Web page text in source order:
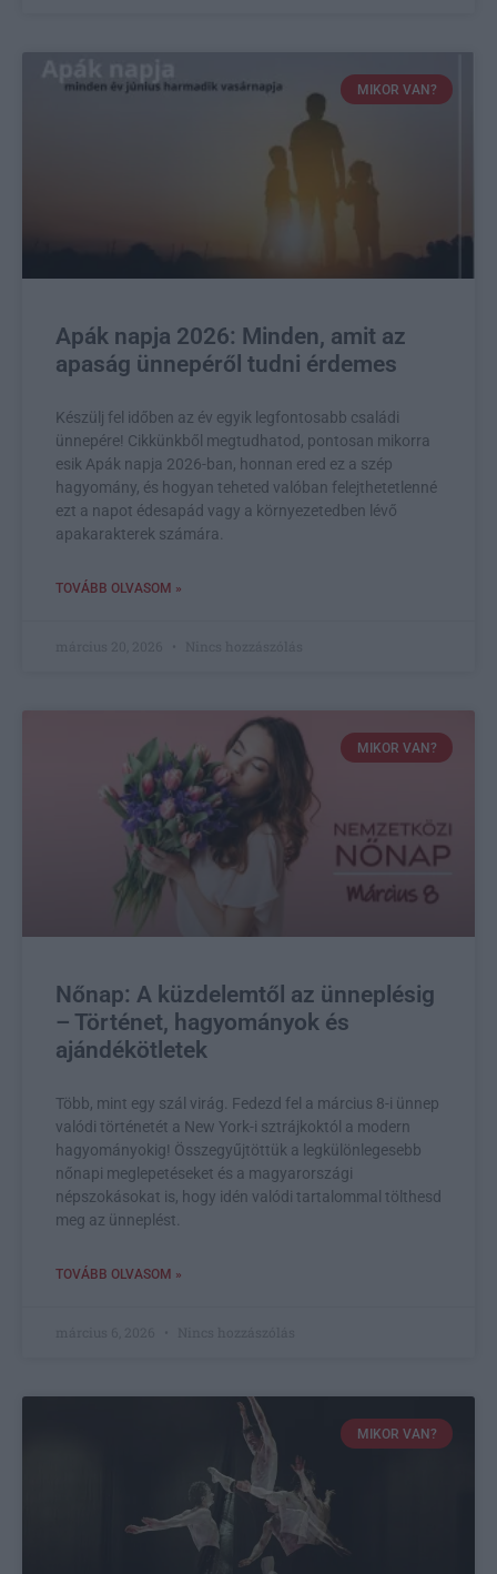
MIKOR VAN?
Apák napja 2026: Minden, amit az
apaság ünnepéről tudni érdemes
Készülj fel időben az év egyik legfontosabb családi
ünnepére! Cikkünkből megtudhatod, pontosan mikorra
esik Apák napja 2026-ban, honnan ered ez a szép
hagyomány, és hogyan teheted valóban felejthetetlenné
ezt a napot édesapád vagy a környezetedben lévő
apakarakterek számára.
TOVÁBB OLVASOM »
MIKOR VAN?
Nőnap: A küzdelemtől az ünneplésig
– Történet, hagyományok és
ajándékötletek
Több, mint egy szál virág. Fedezd fel a március 8-i ünnep
valódi történetét a New York-i sztrájkoktól a modern
hagyományokig! Összegyűjtöttük a legkülönlegesebb
nőnapi meglepetéseket és a magyarországi
népszokásokat is, hogy idén valódi tartalommal tölthesd
meg az ünneplést.
TOVÁBB OLVASOM »
MIKOR VAN?